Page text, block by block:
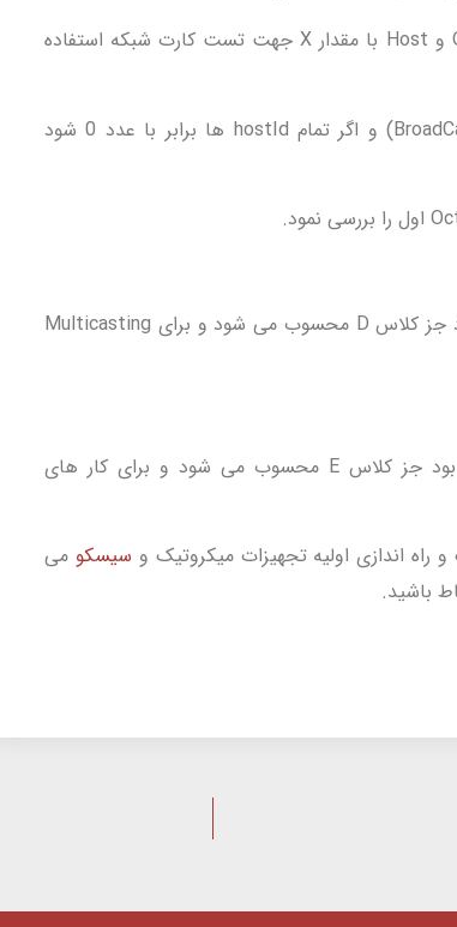
Loopback Address: آی پی با اولین Octet 127 و Host با مقدار X جهت تست کارت شبکه استفاده
اگر تمامی HostId ها برابر با عدد 1 باشد (BroadCast) و اگر تمام hostId ها برابر با عدد 0 شود
چنانچه عدد اول در Octet اول بین 224-239 بود جز کلاس D محسوب می شود و برای Multicasting
چنانچه عدد اول در Octet اول بین 254-240 بود جز کلاس E محسوب می شود و برای کار های
اندازی اولیه تجهیزات میکروتیک و سیسکو می
باشید.